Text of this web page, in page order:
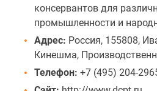
консервантов для
промышленности и
Адрес: Россия, 155808,
Кинешма,
Телефон: +7 (495) 204-